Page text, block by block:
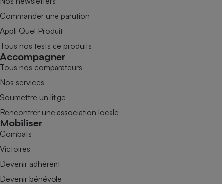
Commander une parution
Appli Quel Produit
Tous nos tests de produits
Accompagner
Tous nos comparateurs
Nos services
Soumettre un litige
Rencontrer une association locale
Mobiliser
Combats
Victoires
Devenir adhérent
Devenir bénévole